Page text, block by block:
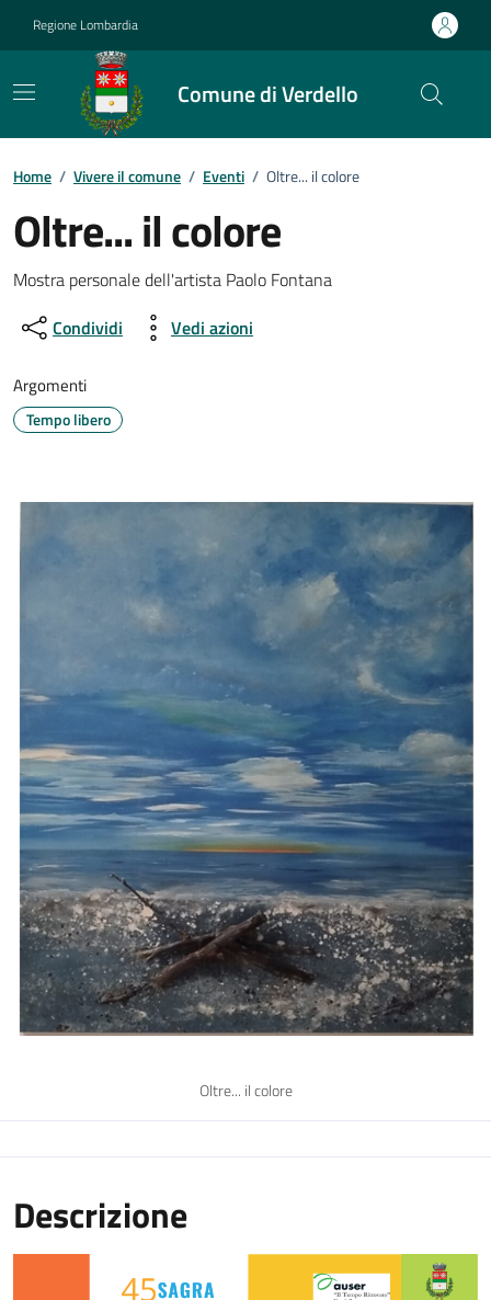
Regione Lombardia
Comune di Verdello
Home / Vivere il comune / Eventi / Oltre... il colore
Oltre... il colore
Dettagli della notizia
Mostra personale dell'artista Paolo Fontana
Condividi
Vedi azioni
Argomenti
Tempo libero
Oltre... il colore
Descrizione